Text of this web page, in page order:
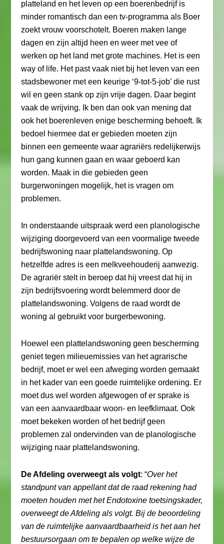
platteland en het leven op een boerenbedrijf is
minder romantisch dan een tv-programma als Boer
zoekt vrouw voorschotelt. Boeren maken lange
dagen en zijn altijd heen en weer met vee of
werken op het land met grote machines. Het is een
way of life. Het past vaak niet bij het leven van een
stadsbewoner met een keurige ‘9-tot-5-job’ die rust
wil en geen stank op zijn vrije dagen. Daar begint
vaak de wrijving. Ik ben dan ook van mening dat
ook het boerenleven enige bescherming behoeft. Ik
bedoel hiermee dat er gebieden moeten zijn
binnen een gemeente waar agrariërs redelijkerwijs
hun gang kunnen gaan en waar geboerd kan
worden. Maak in die gebieden geen
burgerwoningen mogelijk, het is vragen om
problemen.
In onderstaande uitspraak werd een planologische
wijziging doorgevoerd van een voormalige tweede
bedrijfswoning naar plattelandswoning. Op
hetzelfde adres is een melkveehouderij aanwezig.
De agrariër stelt in beroep dat hij vreest dat hij in
zijn bedrijfsvoering wordt belemmerd door de
plattelandswoning. Volgens de raad wordt de
woning al gebruikt voor burgerbewoning.
Hoewel een plattelandswoning geen bescherming
geniet tegen milieuemissies van het agrarische
bedrijf, moet er wel een afweging worden gemaakt
in het kader van een goede ruimtelijke ordening. Er
moet dus wel worden afgewogen of er sprake is
van een aanvaardbaar woon- en leefklimaat. Ook
moet bekeken worden of het bedrijf geen
problemen zal ondervinden van de planologische
wijziging naar plattelandswoning.
De Afdeling overweegt als volgt: “Over het
standpunt van appellant dat de raad rekening had
moeten houden met het Endotoxine toetsingskader,
overweegt de Afdeling als volgt. Bij de beoordeling
van de ruimtelijke aanvaardbaarheid is het aan het
bestuursorgaan om te bepalen op welke wijze de